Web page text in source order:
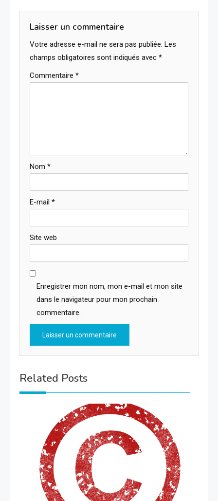
Laisser un commentaire
Votre adresse e-mail ne sera pas publiée. Les
champs obligatoires sont indiqués avec *
Commentaire *
Nom *
E-mail *
Site web
Enregistrer mon nom, mon e-mail et mon site
dans le navigateur pour mon prochain
commentaire.
Related Posts